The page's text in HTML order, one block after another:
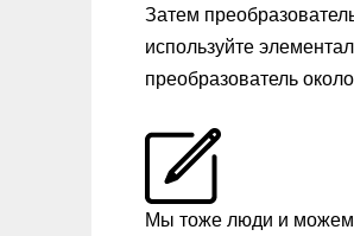
Затем
используйте
преобразователь
Мы тоже люди и можем